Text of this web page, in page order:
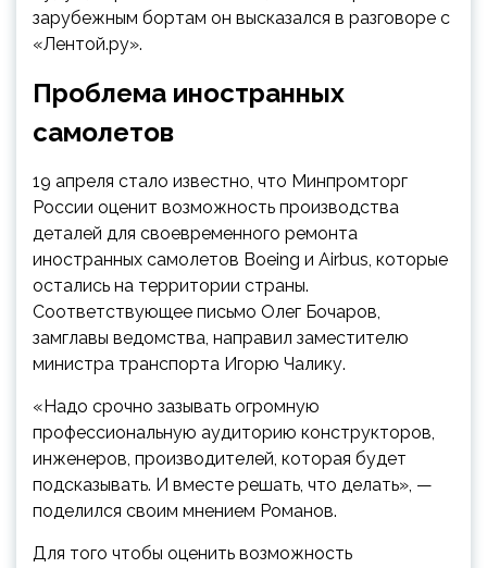
зарубежным бортам он высказался в разговоре с
«Лентой.ру».
Проблема иностранных
самолетов
19 апреля стало известно, что Минпромторг
России оценит возможность производства
деталей для своевременного ремонта
иностранных самолетов Boeing и Airbus, которые
остались на территории страны.
Соответствующее письмо Олег Бочаров,
замглавы ведомства, направил заместителю
министра транспорта Игорю Чалику.
«Надо срочно зазывать огромную
профессиональную аудиторию конструкторов,
инженеров, производителей, которая будет
подсказывать. И вместе решать, что делать», —
поделился своим мнением Романов.
Для того чтобы оценить возможность